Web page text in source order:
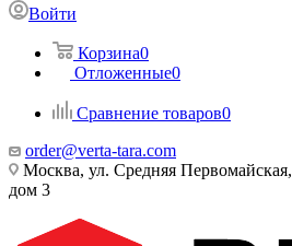
Войти
Корзина0
Отложенные0
Сравнение товаров0
order@verta-tara.com
Москва, ул. Средняя Первомайская,
дом 3